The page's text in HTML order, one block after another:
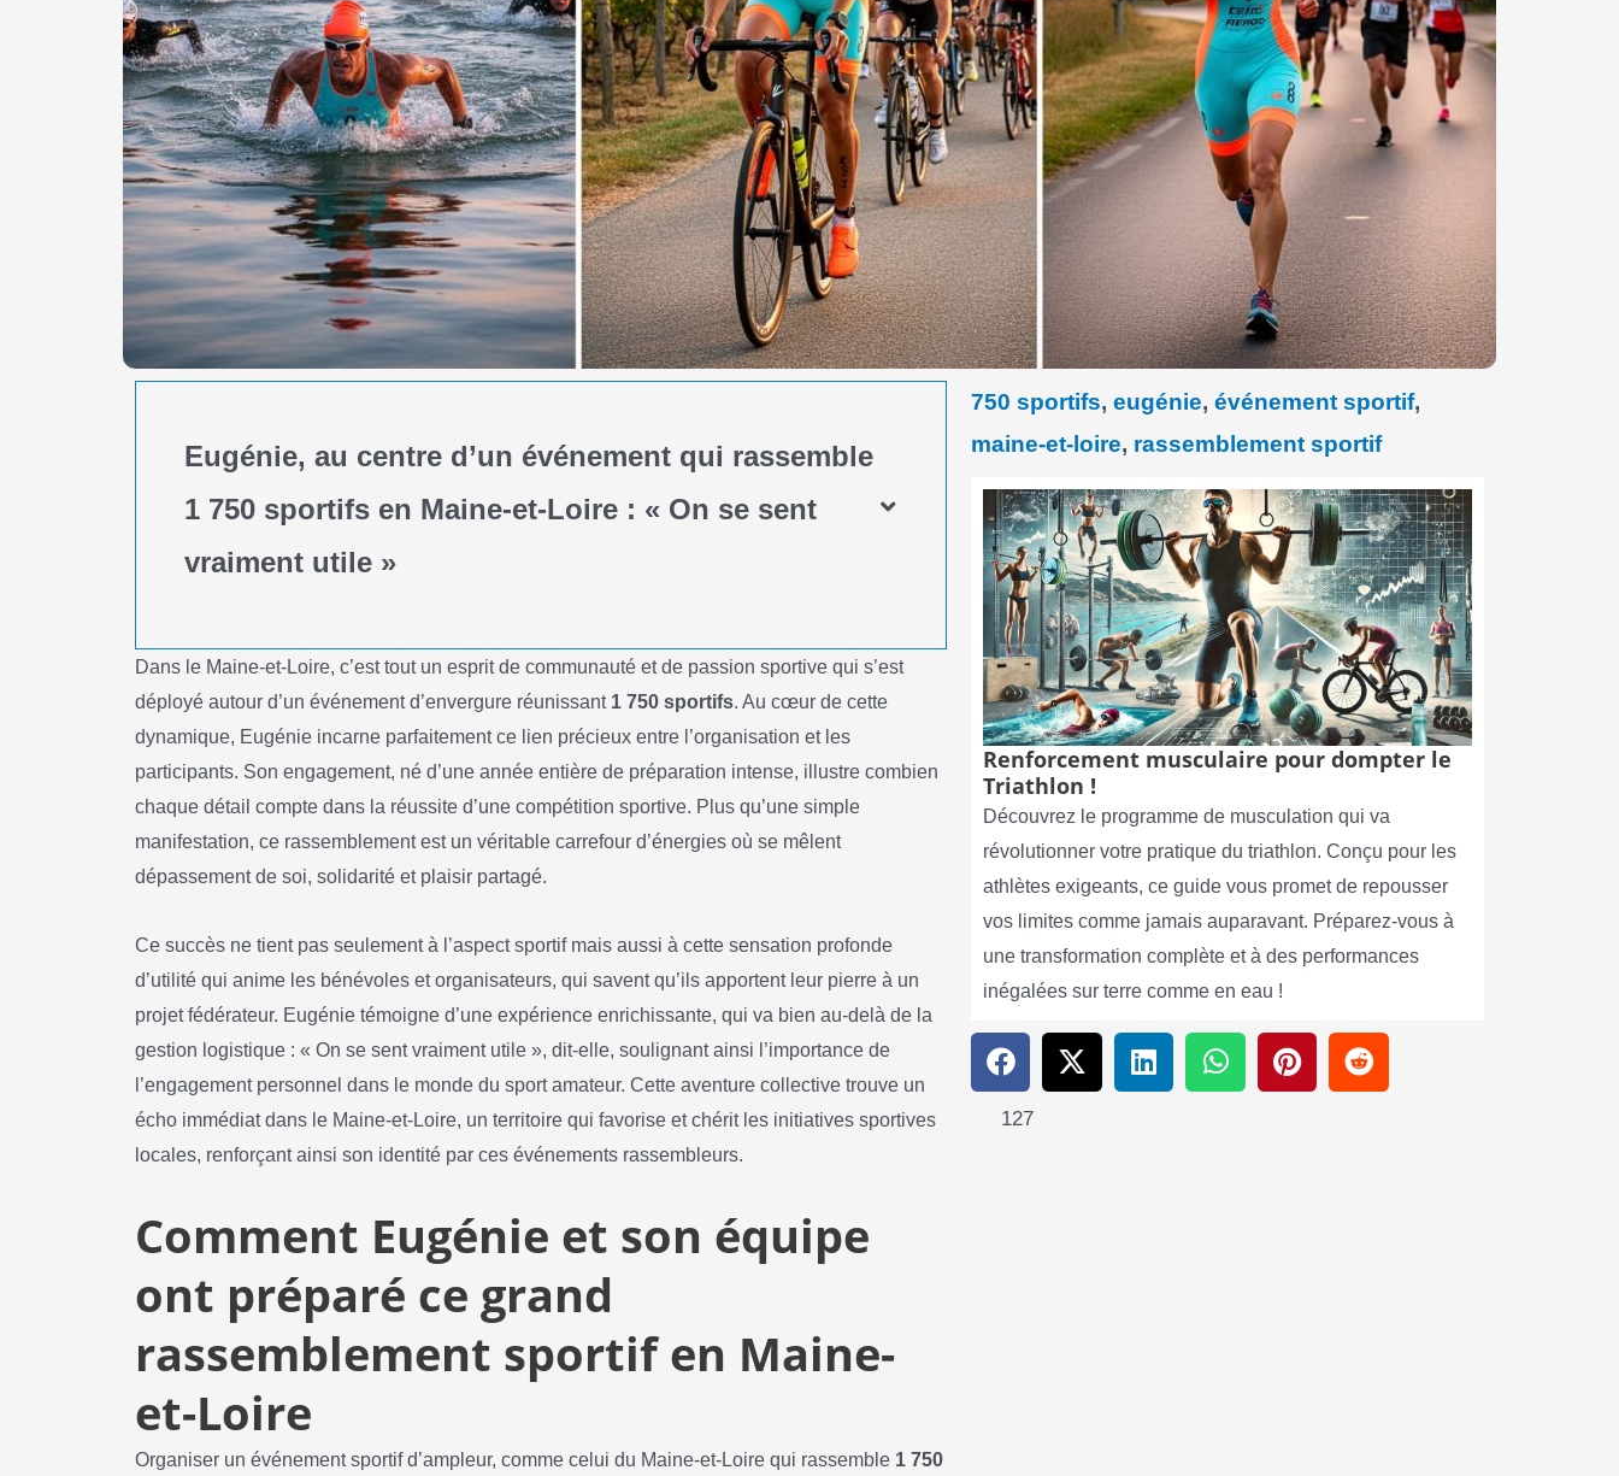
Eugénie, au centre d’un événement qui rassemble
1 750 sportifs en Maine-et-Loire : « On se sent
vraiment utile »
Dans le Maine-et-Loire, c’est tout un esprit de communauté et de passion sportive qui s’est
déployé autour d’un événement d’envergure réunissant1 750 sportifs. Au cœur de cette
dynamique, Eugénie incarne parfaitement ce lien précieux entre l’organisation et les
participants. Son engagement, né d’une année entière de préparation intense, illustre combien
chaque détail compte dans la réussite d’une compétition sportive. Plus qu’une simple
manifestation, ce rassemblement est un véritable carrefour d’énergies où se mêlent
dépassement de soi, solidarité et plaisir partagé.
Ce succès ne tient pas seulement à l’aspect sportif mais aussi à cette sensation profonde
d’utilité qui anime les bénévoles et organisateurs, qui savent qu’ils apportent leur pierre à un
projet fédérateur. Eugénie témoigne d’une expérience enrichissante, qui va bien au-delà de la
gestion logistique : « On se sent vraiment utile », dit-elle, soulignant ainsi l’importance de
l’engagement personnel dans le monde du sport amateur. Cette aventure collective trouve un
écho immédiat dans le Maine-et-Loire, un territoire qui favorise et chérit les initiatives sportives
locales, renforçant ainsi son identité par ces événements rassembleurs.
Comment Eugénie et son équipe
ont préparé ce grand
rassemblement sportif en Maine-
et-Loire
Organiser un événement sportif d’ampleur, comme celui du Maine-et-Loire qui rassemble 1 750
750 sportifs, eugénie, événement sportif,
maine-et-loire, rassemblement sportif
Renforcement musculaire pour dompter le
Triathlon !
Découvrez le programme de musculation qui va
révolutionner votre pratique du triathlon. Conçu pour les
athlètes exigeants, ce guide vous promet de repousser
vos limites comme jamais auparavant. Préparez-vous à
une transformation complète et à des performances
inégalées sur terre comme en eau !
127